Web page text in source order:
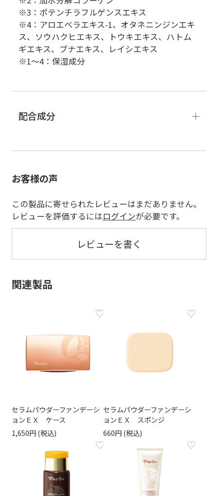
※3：ポテンチラフルゲンスエキス
※4：アロエベラエキス-1、オタネニンジンエキ
ス、ソウハクヒエキス、トウキエキス、ハトム
ギエキス、ブナエキス、レイシエキス
※1～4：保湿成分
配合成分
お客様の声
この製品に寄せられたレビューはまだありません。
レビューを評価するにはログインが必要です。
レビューを書く
関連製品
セラムパウダーファンデーシ
ョンＥＸ ケース
1,650円
セラムパウダーファンデーシ
ョンＥＸ スポンジ
660円